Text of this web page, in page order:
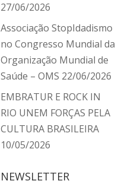
27/06/2026
Associação StopIdadismo
no Congresso Mundial da
Organização Mundial de
Saúde – OMS 22/06/2026
EMBRATUR E ROCK IN
RIO UNEM FORÇAS PELA
CULTURA BRASILEIRA
10/05/2026
NEWSLETTER